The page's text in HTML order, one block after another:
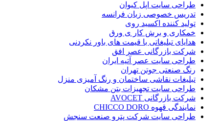
طراحی سایت اپل کیوان
تدریس خصوصی زبان فرانسه
تولید کننده اکسید روی
خمکاری و برش کار ی ورق
هدایای تبلیغاتی با قیمت های باور نکردنی
شرکت بازرگانی عصر افق
طراحی سایت عصر آتیه ایران
رنگ صنعتی جوتن تهران
تبلیغات نقاشی ساختمان و رنگ آمیزی منزل
طراحی سایت تجهیزات بتن مشکان
شرکت بازرگانی AVOCET
نمایندگی قهوه CHICCO DORO
طراحی سایت شرکت پترو صنعت سنجش